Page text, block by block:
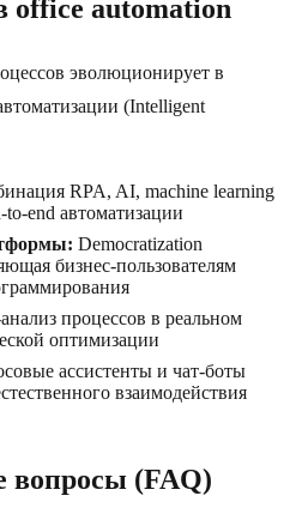
office automation
эволюционирует в
(Intelligent
RPA, AI, machine learning
end автоматизации
Democratization
бизнес-пользователям
процессов в реальном
оптимизации
ассистенты и чат-боты
взаимодействия
вопросы (FAQ)